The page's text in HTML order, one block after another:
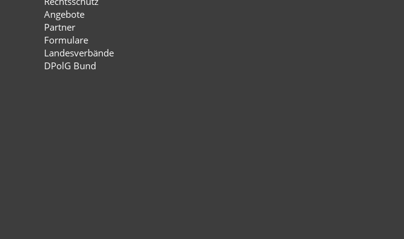
Angebote
Partner
Formulare
Landesverbände
DPolG Bund